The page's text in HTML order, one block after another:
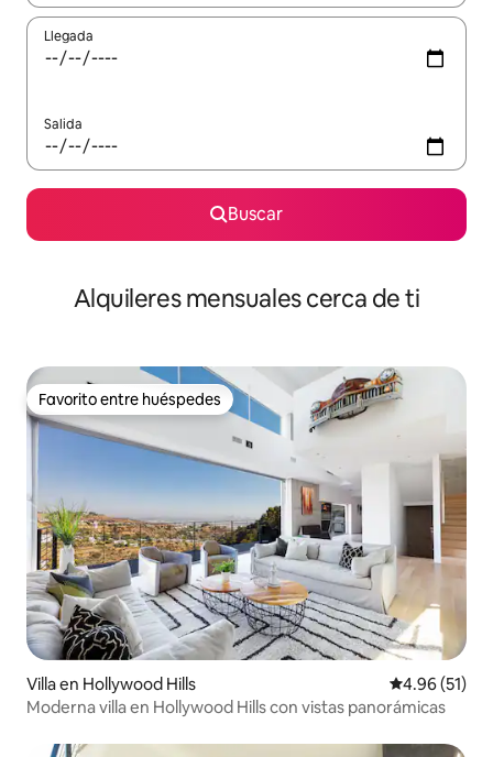
Llegada
Salida
Buscar
Alquileres mensuales cerca de ti
Favorito entre huéspedes
Favorito entre huéspedes
Villa en Hollywood Hills Calificación
4.96 (51)
Moderna villa en Hollywood Hills con vistas panorámicas